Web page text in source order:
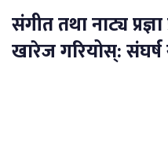
संगीत तथा नाट्य प्रज्ञा
खारेज गरियोस्: संघर्ष